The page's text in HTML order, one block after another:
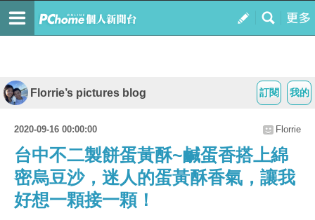
我的
訂閱
Florrie’s pictures blog
2020-09-16 00:00:00 Florrie
台中不二製餅蛋黃酥~鹹蛋香搭上綿
密烏豆沙，迷人的蛋黃酥香氣，讓我
好想一顆接一顆！